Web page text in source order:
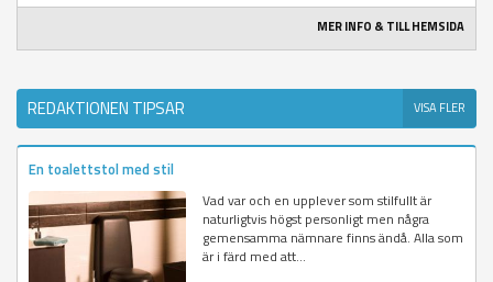
MER INFO & TILL HEMSIDA
REDAKTIONEN TIPSAR VISA FLER
En toalettstol med stil
Vad var och en upplever som stilfullt är
naturligtvis högst personligt men några
gemensamma nämnare finns ändå. Alla som
är i färd med att...